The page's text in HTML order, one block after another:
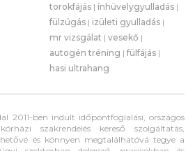
torokfájás | ínhüvelygyulladás |
fülzúgás | izületi gyulladás |
mr vizsgálat | vesekő |
autogén tréning |fülfájás |
hasi ultrahang
2011-ben indult időpontfoglalási, országos
szakrendelés kereső szolgáltatás,
és könnyen megtalálhatóvá tegye a